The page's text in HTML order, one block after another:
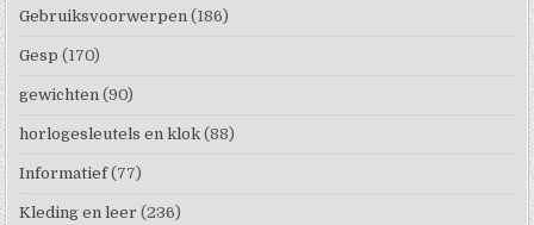
Gebruiksvoorwerpen (186)
Gesp (170)
gewichten (90)
horlogesleutels en klok (88)
Informatief (77)
Kleding en leer (236)